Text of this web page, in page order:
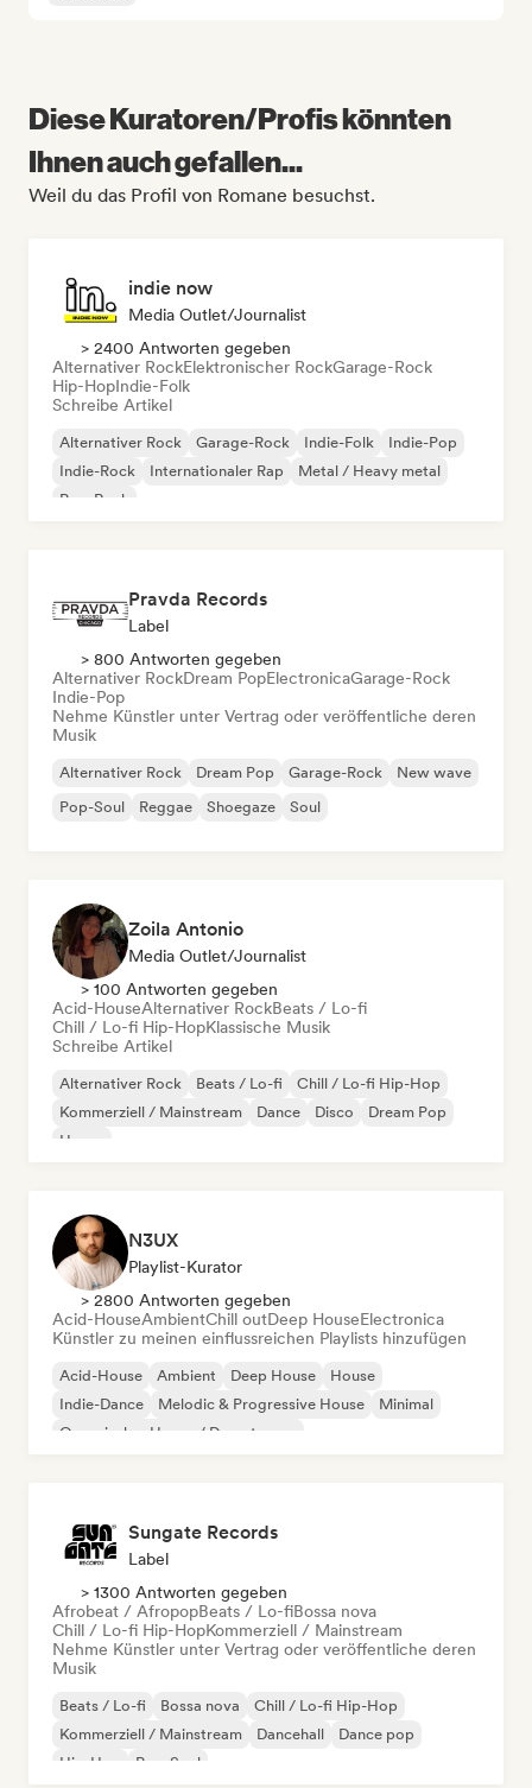
Diese Kuratoren/Profis könnten
Ihnen auch gefallen...
Weil du das Profil von Romane besuchst.
indie now
Media Outlet/Journalist
> 2400 Antworten gegeben
Alternativer RockElektronischer RockGarage-Rock
Hip-HopIndie-Folk
Schreibe Artikel
Alternativer Rock Garage-Rock Indie-Folk
Indie-Pop
Indie-Rock
Internationaler Rap
Metal / Heavy metal
Pop-Rock
Pravda Records
Label
> 800 Antworten gegeben
Alternativer RockDream PopElectronicaGarage-Rock
Indie-Pop
Nehme Künstler unter Vertrag oder veröffentliche deren
Musik
Alternativer Rock Dream Pop Garage-Rock
New wave
Pop-Soul
Reggae Shoegaze Soul
Zoila Antonio
Media Outlet/Journalist
> 100 Antworten gegeben
Acid-HouseAlternativer RockBeats / Lo-fi
Chill / Lo-fi Hip-HopKlassische Musik
Schreibe Artikel
Alternativer Rock Beats / Lo-fi
Chill / Lo-fi Hip-Hop
Kommerziell / Mainstream
Dance Disco
Dream Pop
House
N3UX
Playlist-Kurator
> 2800 Antworten gegeben
Acid-HouseAmbientChill outDeep HouseElectronica
Künstler zu meinen einflussreichen Playlists hinzufügen
Acid-House Ambient Deep House
House
Indie-Dance
Melodic & Progressive House
Minimal
Organischer House / Downtempo
Sungate Records
Label
> 1300 Antworten gegeben
Afrobeat / AfropopBeats / Lo-fiBossa nova
Chill / Lo-fi Hip-HopKommerziell / Mainstream
Nehme Künstler unter Vertrag oder veröffentliche deren
Musik
Beats / Lo-fi Bossa nova
Chill / Lo-fi Hip-Hop
Kommerziell / Mainstream
Dancehall
Dance pop
Hip-Hop
Pop-Soul